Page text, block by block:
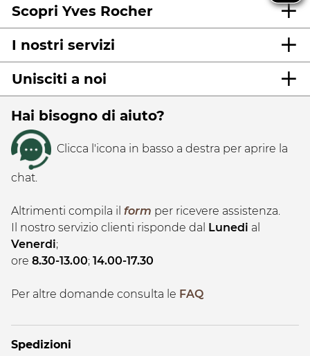
Scopri Yves Rocher
I nostri servizi
Unisciti a noi
Hai bisogno di aiuto?
Clicca l'icona in basso a destra per aprire la
chat.
Altrimenti compila il form per ricevere assistenza.
Il nostro servizio clienti risponde dal Lunedi al
Venerdi;
ore 8.30-13.00; 14.00-17.30
Per altre domande consulta le FAQ
Spedizioni